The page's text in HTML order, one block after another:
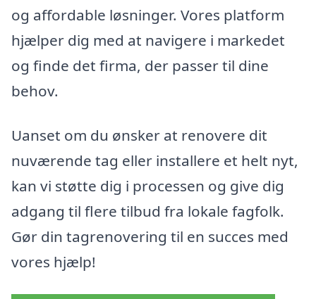
og affordable løsninger. Vores platform
hjælper dig med at navigere i markedet
og finde det firma, der passer til dine
behov.
Uanset om du ønsker at renovere dit
nuværende tag eller installere et helt nyt,
kan vi støtte dig i processen og give dig
adgang til flere tilbud fra lokale fagfolk.
Gør din tagrenovering til en succes med
vores hjælp!